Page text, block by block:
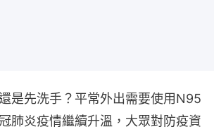
是先洗手？平常外出需要使用N95
肺炎疫情繼續升溫，大眾對防疫資